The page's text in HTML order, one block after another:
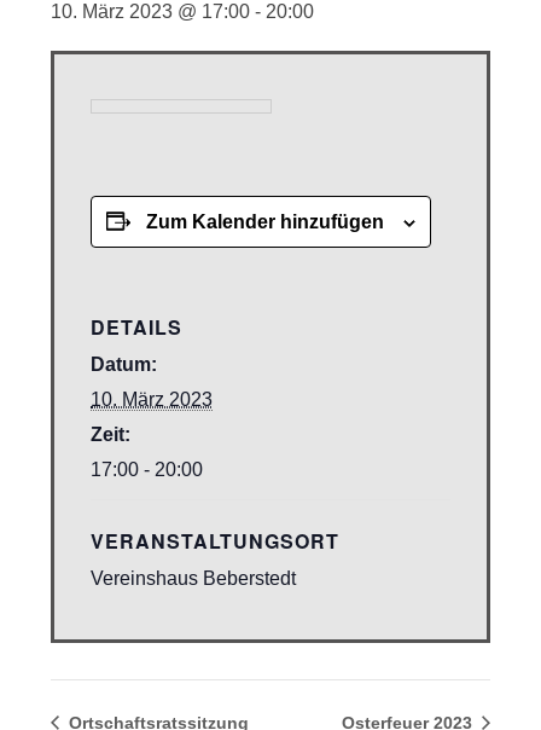
10. März 2023 @ 17:00 - 20:00
Zum Kalender hinzufügen
DETAILS
Datum:
10. März 2023
Zeit:
17:00 - 20:00
VERANSTALTUNGSORT
Vereinshaus Beberstedt
Ortschaftsratssitzung Osterfeuer 2023